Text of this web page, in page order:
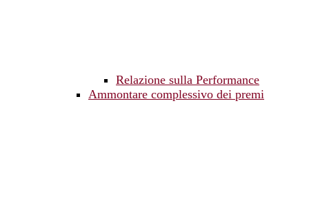
Relazione sulla Performance
Ammontare complessivo dei premi